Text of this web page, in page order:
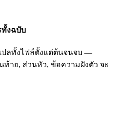
ทั้งฉบับ
ปลทั้งไฟล์ตั้งแต่ต้นจนจบ —
าย, ส่วนหัว, ข้อความฝังตัว จะ